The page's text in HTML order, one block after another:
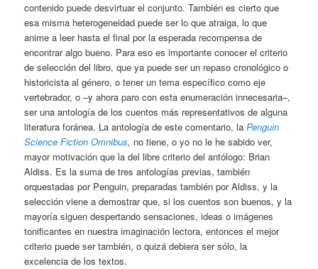
contenido puede desvirtuar el conjunto. También es cierto que
esa misma heterogeneidad puede ser lo que atraiga, lo que
anime a leer hasta el final por la esperada recompensa de
encontrar algo bueno. Para eso es importante conocer el criterio
de selección del libro, que ya puede ser un repaso cronológico o
historicista al género, o tener un tema específico como eje
vertebrador, o –y ahora paro con esta enumeración innecesaria–,
ser una antología de los cuentos más representativos de alguna
literatura foránea. La antología de este comentario, laPenguin
Science Fiction Omnibus, no tiene, o yo no le he sabido ver,
mayor motivación que la del libre criterio del antólogo: Brian
Aldiss. Es la suma de tres antologías previas, también
orquestadas por Penguin, preparadas también por Aldiss, y la
selección viene a demostrar que, si los cuentos son buenos, y la
mayoría siguen despertando sensaciones, ideas o imágenes
tonificantes en nuestra imaginación lectora, entonces el mejor
criterio puede ser también, o quizá debiera ser sólo, la
excelencia de los textos.